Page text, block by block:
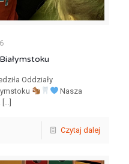
Oddziały
Nasza
[…]
Czytaj dalej